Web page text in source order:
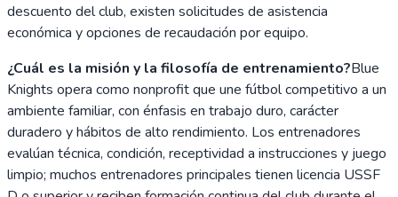
descuento del club, existen solicitudes de asistencia
económica y opciones de recaudación por equipo.
¿Cuál es la misión y la filosofía de entrenamiento?Blue
Knights opera como nonprofit que une fútbol competitivo a un
ambiente familiar, con énfasis en trabajo duro, carácter
duradero y hábitos de alto rendimiento. Los entrenadores
evalúan técnica, condición, receptividad a instrucciones y juego
limpio; muchos entrenadores principales tienen licencia USSF